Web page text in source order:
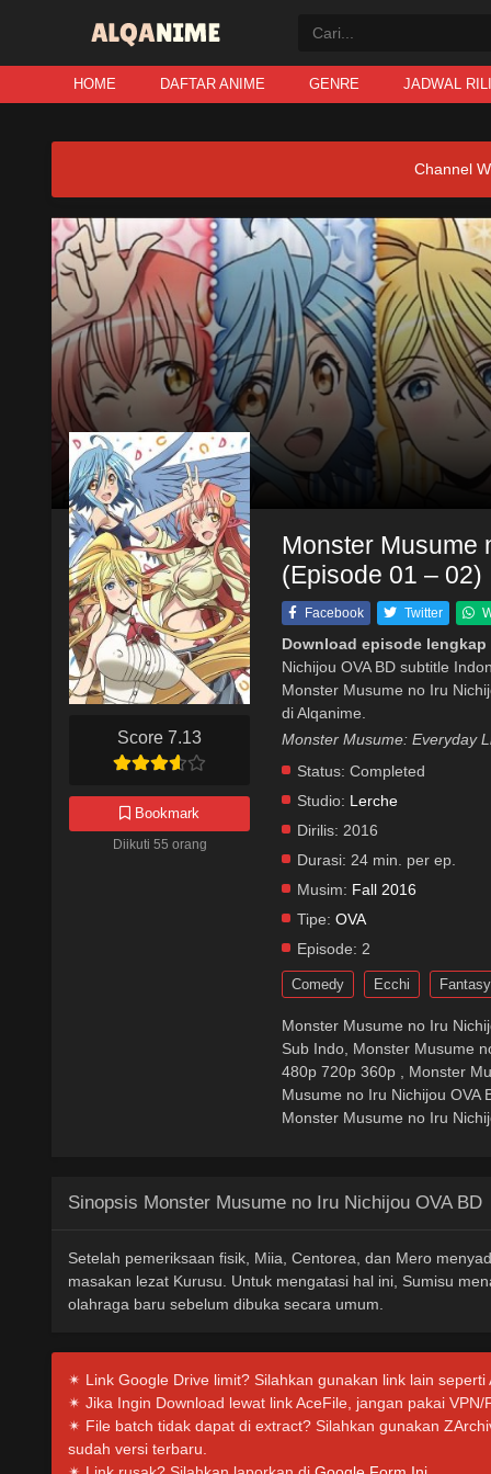
HOME DAFTAR ANIME GENRE JADWAL
Channel
Score 7.13
Bookmark
Diikuti 55 orang
Monster Musume
(Episode 01 – 02)
Facebook Twitter
Download episode
Nichijou OVA BD subtitle
Monster Musume no Iru
di Alqanime.
Monster Musume: Everyday
Status: Completed
Studio: Lerche
Dirilis: 2016
Durasi: 24 min. per ep.
Musim: Fall 2016
Tipe: OVA
Episode: 2
Comedy Ecchi Fantasy
Monster Musume no Iru
Sub Indo, Monster Musume
480p 720p 360p , Monster
Musume no Iru Nichijou OVA
Monster Musume no Iru
Sinopsis Monster Musume no Iru Nichijou OVA BD
Setelah pemeriksaan fisik, Miia, Centorea, dan Mero
masakan lezat Kurusu. Untuk mengatasi hal ini, Sumisu
olahraga baru sebelum dibuka secara umum.
✴ Link Google Drive limit? Silahkan gunakan link lain
✴ Jika Ingin Download lewat link AceFile, jangan pakai VPN/
✴ File batch tidak dapat di extract? Silahkan gunakan
sudah versi terbaru.